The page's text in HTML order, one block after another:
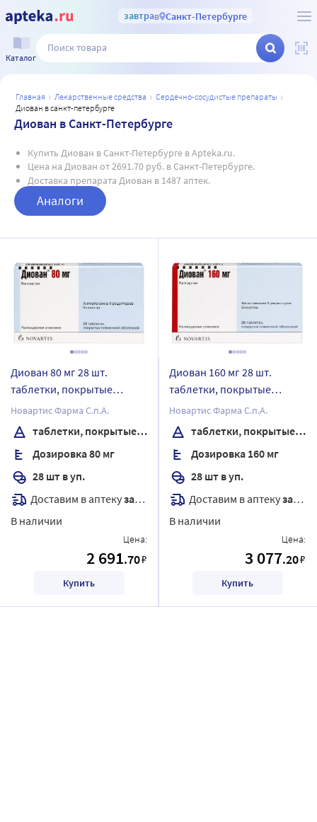
завтрав Санкт-Петербурге
Каталог
главная лекарственные средства
сердечно-сосудистые препараты
диован в санкт-петербурге
Диован в Санкт-Петербурге
Купить Диован в Санкт-Петербурге в Apteka.ru.
Цена на Диован от 2691.70 руб. в Санкт-Петербурге.
Доставка препарата Диован в 1487 аптек.
Аналоги
Диован 80 мг 28 шт.
таблетки, покрытые
пленочной оболочкой
Новартис Фарма С.п.А.
таблетки, покрытые пленочной оболочкой
Дозировка 80 мг
28 шт в уп.
Доставим в аптекузавтра
В наличии
Цена:
2 691.70₽
Купить
Диован 160 мг 28 шт.
таблетки, покрытые
пленочной оболочкой
Новартис Фарма С.п.А.
таблетки, покрытые пленочной оболочкой
Дозировка 160 мг
28 шт в уп.
Доставим в аптекузавтра
В наличии
Цена:
3 077.20₽
Купить